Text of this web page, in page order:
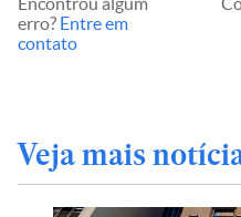
erro? Entre em
contato
Veja mais